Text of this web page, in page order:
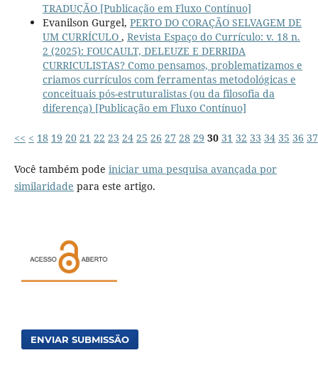
TRADUÇÃO [Publicação em Fluxo Contínuo]
Evanilson Gurgel, PERTO DO CORAÇÃO SELVAGEM DE
UM CURRÍCULO , Revista Espaço do Currículo: v. 18 n.
2 (2025): FOUCAULT, DELEUZE E DERRIDA
CURRICULISTAS? Como pensamos, problematizamos e
criamos currículos com ferramentas metodológicas e
conceituais pós-estruturalistas (ou da filosofia da
diferença) [Publicação em Fluxo Contínuo]
<< < 18 19 20 21 22 23 24 25 26 27 28 29 30 31 32 33 34 35 36 37
Você também pode iniciar uma pesquisa avançada por
similaridade para este artigo.
ENVIAR SUBMISSÃO